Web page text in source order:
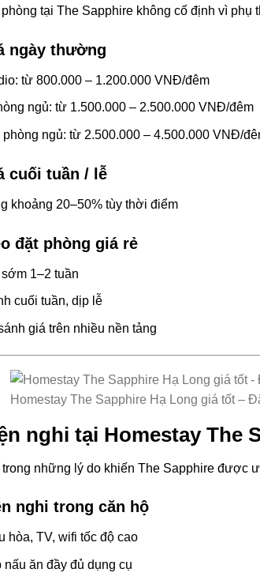
tại The Sapphire không cố định vì phụ
ngày thường
từ 800.000 – 1.200.000 VNĐ/đêm
ngủ: từ 1.500.000 – 2.500.000 VNĐ/đêm
phòng ngủ: từ 2.500.000 – 4.500.000 VNĐ/
cuối tuần / lễ
khoảng 20–50% tùy thời điểm
đặt phòng giá rẻ
1–2 tuần
cuối tuần, dịp lễ
giá trên nhiều nền tảng
Homestay The Sapphire Hạ Long giá tốt –
nghi tại Homestay The
trong những lý do khiến The Sapphire được
nghi trong căn hộ
hòa, TV, wifi tốc độ cao
nấu ăn đầy đủ dụng cụ